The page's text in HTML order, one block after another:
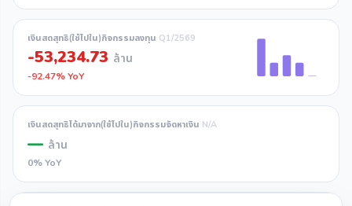
เงินสดสุทธิ(ใช้ไปใน)กิจกรรมลงทุน Q1/2569
-53,234.73 ล้าน
-92.47% YoY
เงินสดสุทธิได้มาจาก(ใช้ไปใน)กิจกรรมจัดหาเงิน N/A
— ล้าน
0% YoY